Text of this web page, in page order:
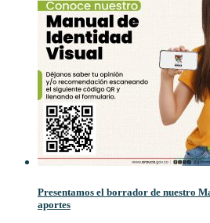
Presentamos el borrador de nuestro
aportes